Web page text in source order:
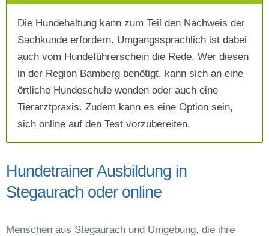
Mit Absenden der Daten akzeptiere ich die
AGB`s.
Absenden
Die Hundehaltung kann zum Teil den Nachweis der
Sachkunde erfordern. Umgangssprachlich ist dabei
auch vom Hundeführerschein die Rede. Wer diesen
in der Region Bamberg benötigt, kann sich an eine
örtliche Hundeschule wenden oder auch eine
Tierarztpraxis. Zudem kann es eine Option sein,
sich online auf den Test vorzubereiten.
Hundetrainer Ausbildung in
Stegaurach oder online
Menschen aus Stegaurach und Umgebung, die ihre